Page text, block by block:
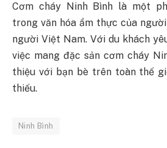
Cơm cháy Ninh Bình là một
trong văn hóa ẩm thực của
người Việt Nam. Với du khách
việc mang đặc sản cơm cháy
thiệu với bạn bè trên toàn thế
thiếu.
Ninh Bình